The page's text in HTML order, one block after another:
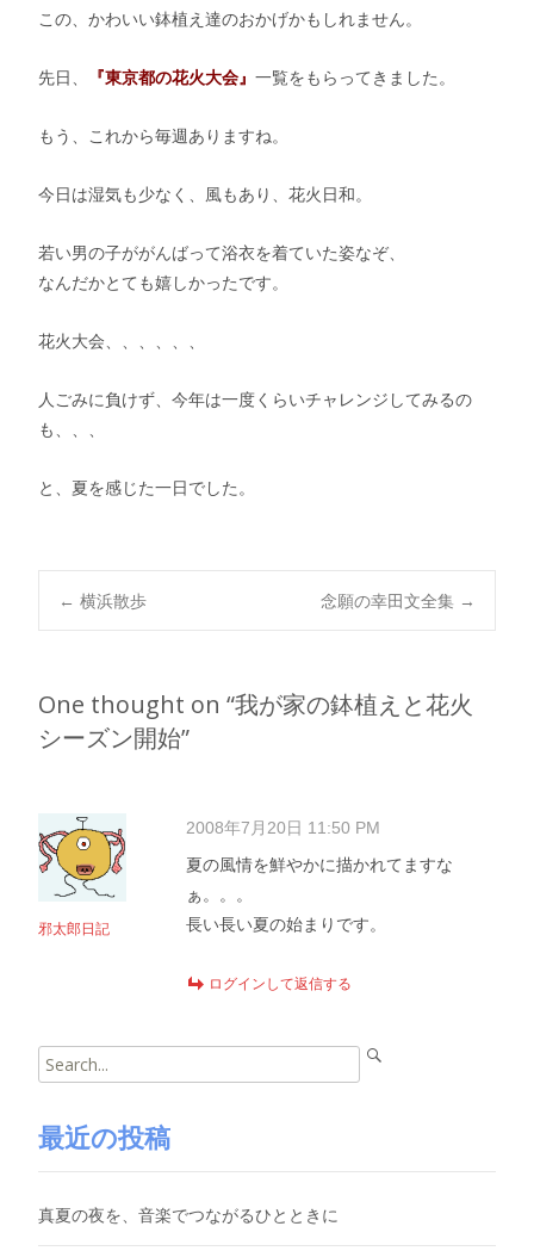
この、かわいい鉢植え達のおかげかもしれません。
先日、 『東京都の花火大会』 一覧をもらってきました。
もう、これから毎週ありますね。
今日は湿気も少なく、風もあり、花火日和。
若い男の子ががんばって浴衣を着ていた姿なぞ、
なんだかとても嬉しかったです。
花火大会、、、、、、
人ごみに負けず、今年は一度くらいチャレンジしてみるの
も、、、
と、夏を感じた一日でした。
Post
navigation
← 横浜散歩 念願の幸田文全集 →
One thought on “我が家の鉢植えと花火
シーズン開始”
邪太郎日記
2008年7月20日 11:50 PM
夏の風情を鮮やかに描かれてますな
ぁ。。。
長い長い夏の始まりです。
ログインして返信する
Search
for:
最近の投稿
真夏の夜を、音楽でつながるひとときに